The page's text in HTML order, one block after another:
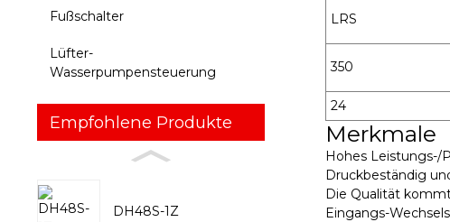
Fußschalter
Lüfter-
Wasserpumpensteuerung
Empfohlene Produkte
DH48S-1Z
LRS
350
24
Merkmale
Hohes Leistungs-/
Druckbeständig
Die Qualität
Eingangs-